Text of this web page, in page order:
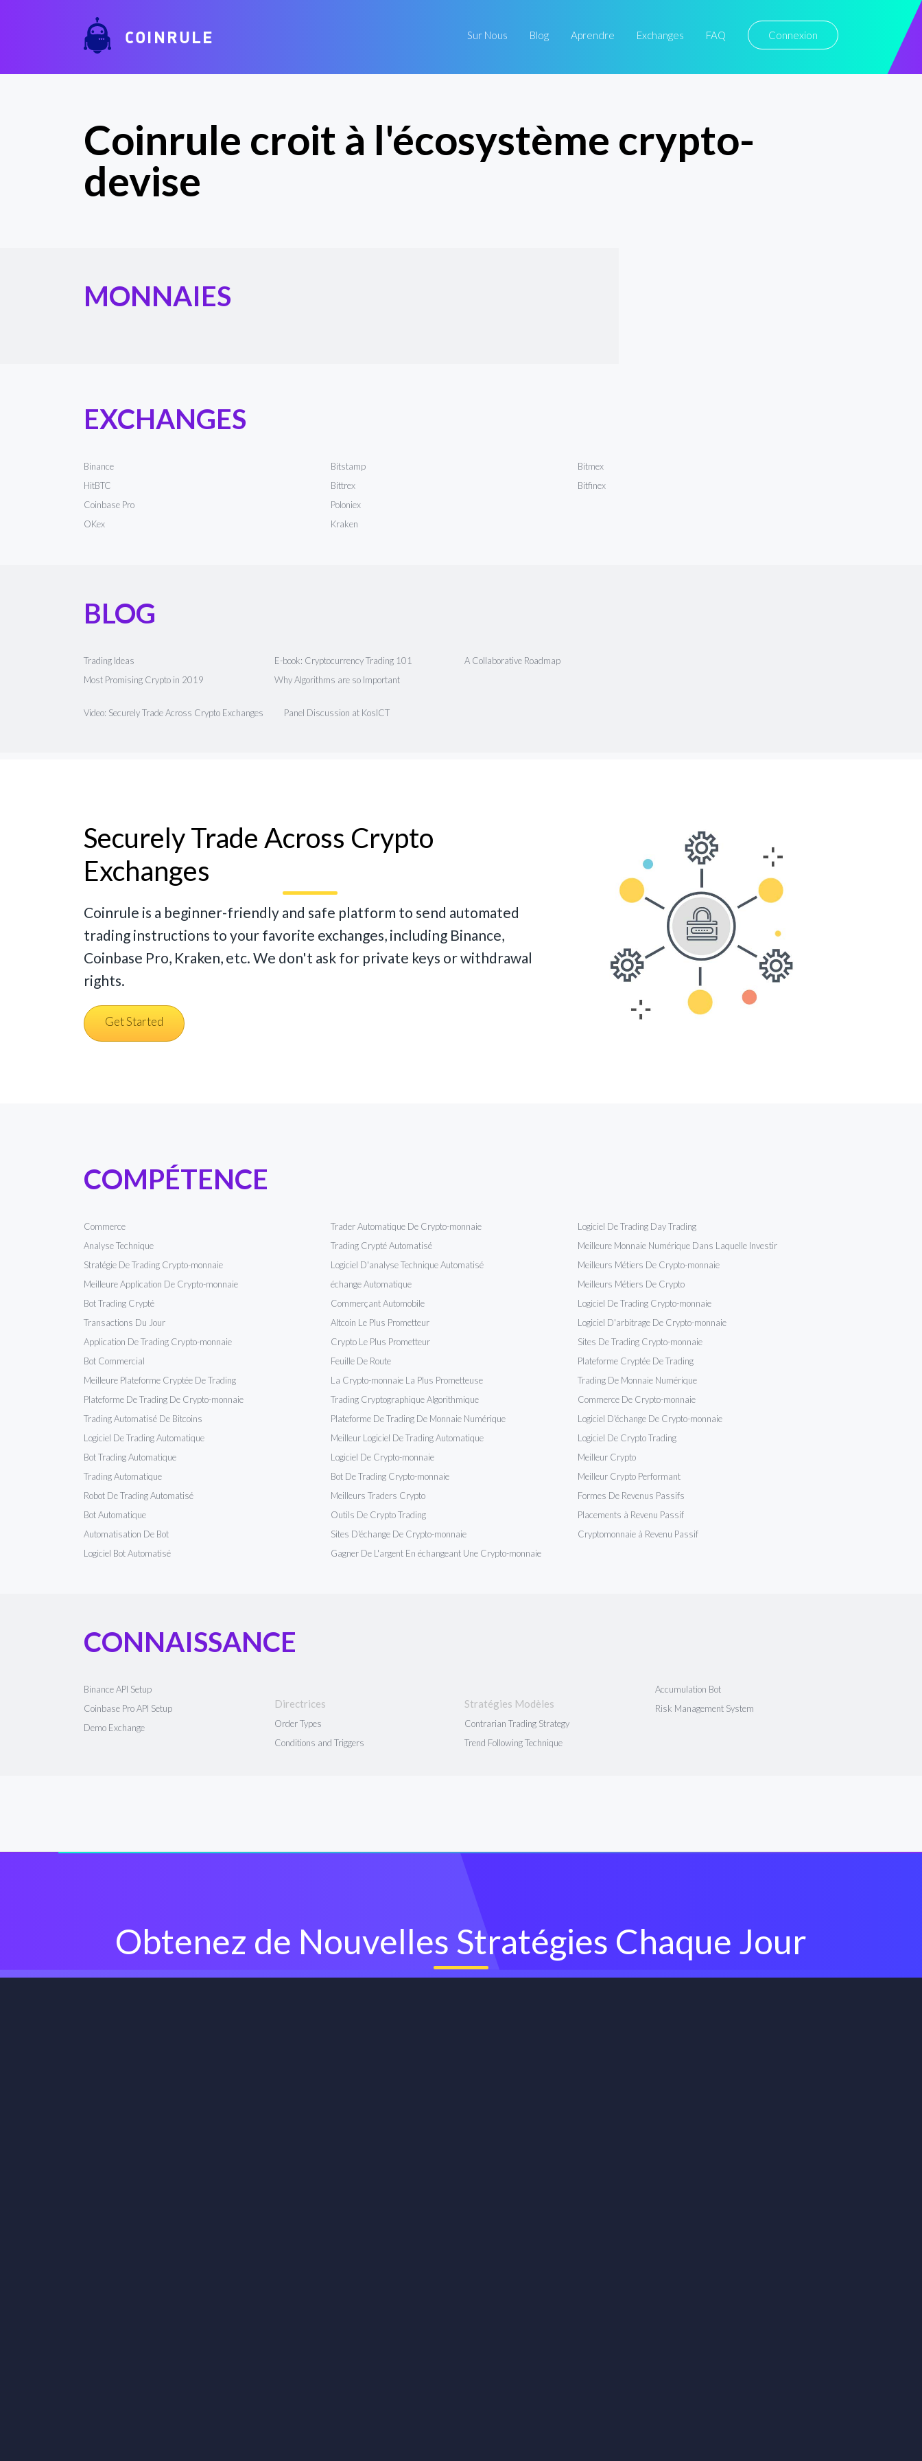
COINRULE Sur Nous Blog Aprendre Exchanges FAQ Connexion
Coinrule croit à l'écosystème crypto-
devise
EXCHANGES
Binance
HitBTC
Coinbase Pro
OKex
Bitstamp
Bittrex
Poloniex
Kraken
Bitmex
Bitfinex
MONNAIES
COMPÉTENCE
Commerce
Analyse Technique
Stratégie De Trading Crypto-monnaie
Meilleure Application De Crypto-monnaie
Bot Trading Crypté
Transactions Du Jour
Application De Trading Crypto-monnaie
Bot Commercial
Meilleure Plateforme Cryptée De Trading
Plateforme De Trading De Crypto-monnaie
Trading Automatisé De Bitcoins
Logiciel De Trading Automatique
Bot Trading Automatique
Trading Automatique
Robot De Trading Automatisé
Bot Automatique
Automatisation De Bot
Logiciel Bot Automatisé
Trader Automatique De Crypto-monnaie
Trading Crypté Automatisé
Logiciel D'analyse Technique Automatisé
échange Automatique
Commerçant Automobile
Altcoin Le Plus Prometteur
Crypto Le Plus Prometteur
Feuille De Route
La Crypto-monnaie La Plus Prometteuse
Trading Cryptographique Algorithmique
Plateforme De Trading De Monnaie Numérique
Meilleur Logiciel De Trading Automatique
Logiciel De Crypto-monnaie
Bot De Trading Crypto-monnaie
Meilleurs Traders Crypto
Outils De Crypto Trading
Sites D'échange De Crypto-monnaie
Gagner De L'argent En échangeant Une Crypto-monnaie
Logiciel De Trading Day Trading
Meilleure Monnaie Numérique Dans Laquelle Investir
Meilleurs Métiers De Crypto-monnaie
Meilleurs Métiers De Crypto
Logiciel De Trading Crypto-monnaie
Logiciel D'arbitrage De Crypto-monnaie
Sites De Trading Crypto-monnaie
Plateforme Cryptée De Trading
Trading De Monnaie Numérique
Commerce De Crypto-monnaie
Logiciel D'échange De Crypto-monnaie
Logiciel De Crypto Trading
Meilleur Crypto
Meilleur Crypto Performant
Formes De Revenus Passifs
Placements à Revenu Passif
Cryptomonnaie à Revenu Passif
CONNAISSANCE
Binance API Setup
Coinbase Pro API Setup
Demo Exchange
Directrices
Order Types
Conditions and Triggers
Stratégies Modèles
Contrarian Trading Strategy
Trend Following Technique
Accumulation Bot
Risk Management System
BLOG
Trading Ideas
Most Promising Crypto in 2019
E-book: Cryptocurrency Trading 101
Why Algorithms are so Important
A Collaborative Roadmap
Video: Securely Trade Across Crypto Exchanges Panel Discussion at KosICT
Securely Trade Across Crypto
Exchanges
Coinrule is a beginner-friendly and safe platform to send automated
trading instructions to your favorite exchanges, including Binance,
Coinbase Pro, Kraken, etc. We don't ask for private keys or withdrawal
rights.
Get Started
Obtenez de Nouvelles Stratégies Chaque Jour